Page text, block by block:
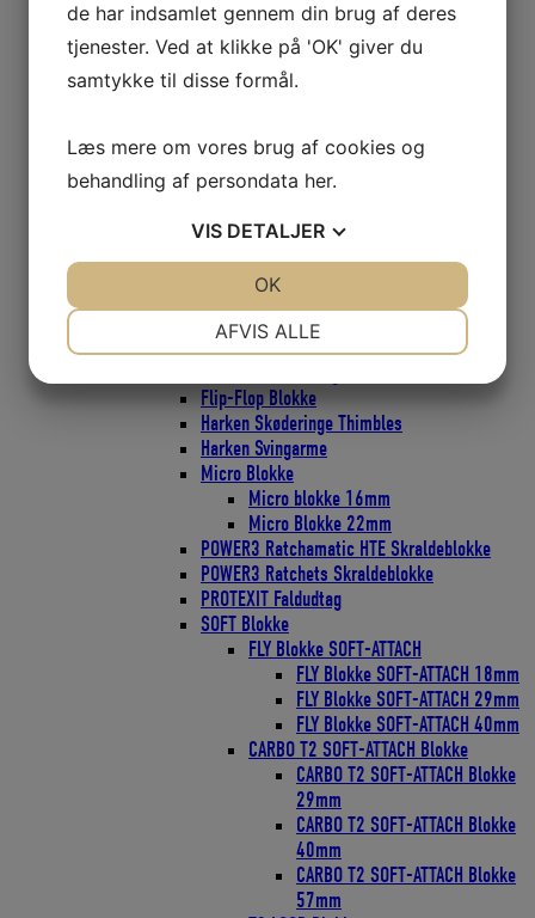
CARBO Skraldeblok 40mm
CARBO Skraldeblok 57mm
CARBO Skraldeblok 75mm
Bullet Classic Blokke 38mm
Bullet Classic Blokke 57mm
Element Blokke 45mm
Element Blokke 80mm
ESP Cruising Blokke
ESP Cruising 40mm
ESP Cruising 57mm
Flip-Flop Blokke
Harken Skøderinge Thimbles
Harken Svingarme
Micro Blokke
Micro blokke 16mm
Micro Blokke 22mm
POWER3 Ratchamatic HTE Skraldeblokke
POWER3 Ratchets Skraldeblokke
PROTEXIT Faldudtag
SOFT Blokke
FLY Blokke SOFT-ATTACH
FLY Blokke SOFT-ATTACH 18mm
FLY Blokke SOFT-ATTACH 29mm
FLY Blokke SOFT-ATTACH 40mm
CARBO T2 SOFT-ATTACH Blokke
CARBO T2 SOFT-ATTACH Blokke
29mm
CARBO T2 SOFT-ATTACH Blokke
40mm
CARBO T2 SOFT-ATTACH Blokke
57mm
de har indsamlet gennem din brug af deres
tjenester. Ved at klikke på 'OK' giver du
samtykke til disse formål.
Læs mere om vores brug af cookies og
behandling af persondata her.
VIS DETALJER
MARKETING
AFVIS ALLE
OK